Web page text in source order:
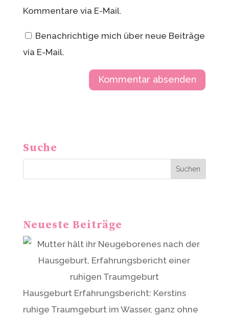
Kommentare via E-Mail.
Benachrichtige mich über neue Beiträge
via E-Mail.
e
n
i
v
Suche
Suchen
Neueste Beiträge
Hausgeburt Erfahrungsbericht: Kerstins
ruhige Traumgeburt im Wasser, ganz ohne